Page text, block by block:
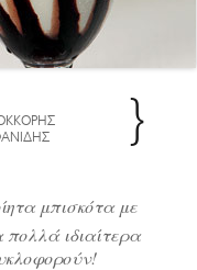
}
μπισκότα με
ιδιαίτερα